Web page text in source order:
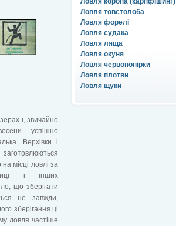
Ловля товстолоба
Ловля форелі
Ловля судака
Ловля ляща
Ловля окуня
Ловля червонопірки
Ловля плотви
Ловля щуки
і, звичайно
успішно
Верхівки і
місці ловлі за
і інших
що зберігати
не завжди,
зберігання ці
ловля частіше